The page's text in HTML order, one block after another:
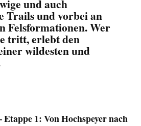
und auch
Trails und vorbei an
Felsformationen. Wer
tritt, erlebt den
wildesten und
1: Von Hochspeyer nach